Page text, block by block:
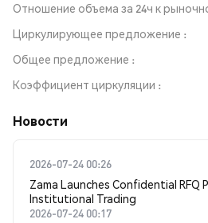
Отношение объема за 24ч к
Циркулирующее предложение
Общее предложение
Коэффициент циркуляции
Новости
2026-07-24 00:26
Zama Launches Confidential RFQ
Institutional Trading
2026-07-24 00:17